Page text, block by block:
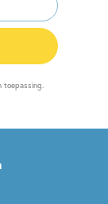
toepassing.